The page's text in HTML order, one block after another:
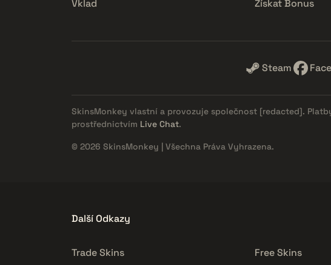
Vklad
Získat Bonus
Steam
SkinsMonkey vlastní a provozuje společnost [redacted].
prostřednictvím Live Chat.
© 2026 SkinsMonkey | Všechna Práva Vyhrazena.
Další Odkazy
Trade Skins
Free Skins